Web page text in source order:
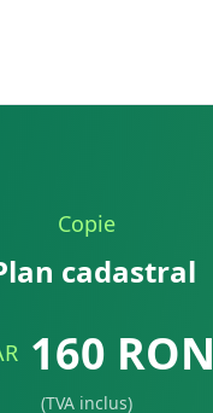
Copie
cadastral
160 RON
(TVA inclus)